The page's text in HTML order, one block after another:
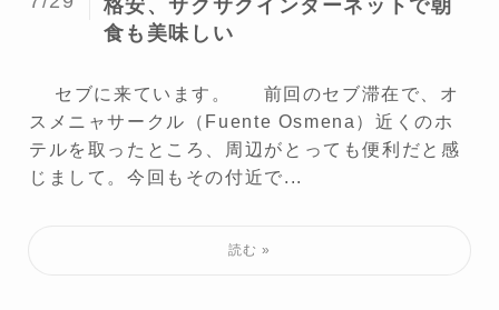
格安、サクサクインターネットで朝
食も美味しい
セブに来ています。 前回のセブ滞在で、オ
スメニャサークル（Fuente Osmena）近くのホ
テルを取ったところ、周辺がとっても便利だと感
じまして。今回もその付近で...